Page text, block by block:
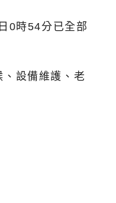
0時54分已全部
設備維護、老